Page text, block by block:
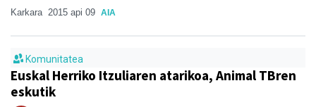
Karkara 2015 api 09 AIA
Komunitatea
Euskal Herriko Itzuliaren atarikoa, Animal TBren
eskutik